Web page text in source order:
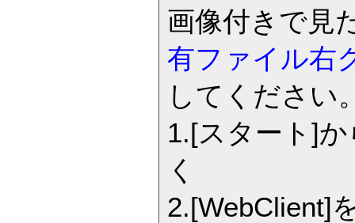
画像付きで見
有ファイル右
してください
1.[スタート]
く
2.[WebClient]